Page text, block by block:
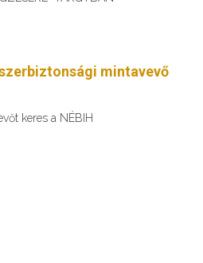
mintavevő
keres a NÉBIH